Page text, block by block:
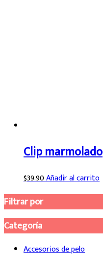
Clip marmolado
$39.90Añadir al carrito
Filtrar por
Categoría
Accesorios de pelo